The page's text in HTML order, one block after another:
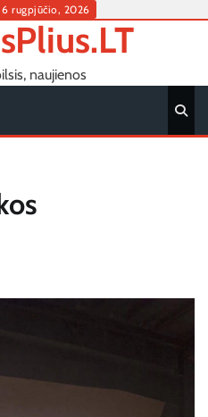
rugpjūčio, 2026
naujienos